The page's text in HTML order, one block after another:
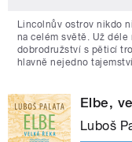
Lincolnův ostrov nikdo
na celém světě. Už
dobrodružství s pěticí
hlavně nejedno
Elbe,
Luboš